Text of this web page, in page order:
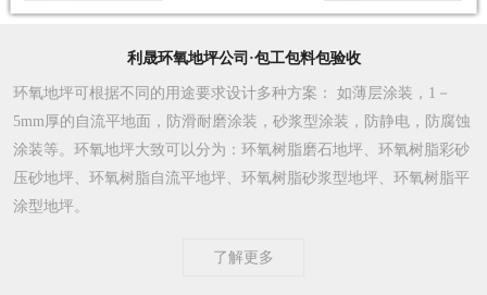
利晟环氧地坪公司·包工包料包验收
环氧地坪可根据不同的用途要求设计多种方案 ： 如薄层涂装，1－
5mm厚的自流平地面，防滑耐磨涂装，砂浆型涂装，防静电，防腐蚀
涂装等。环氧地坪大致可以分为：环氧树脂磨石地坪、环氧树脂彩砂
压砂地坪、环氧树脂自流平地坪、环氧树脂砂浆型地坪、环氧树脂平
涂型地坪。
了解更多